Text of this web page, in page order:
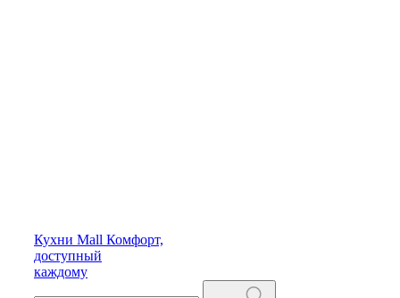
Кухни Mall Комфорт,
доступный
каждому